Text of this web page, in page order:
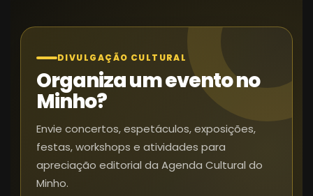
DIVULGAÇÃO CULTURAL
Organiza um evento no
Minho?
Envie concertos, espetáculos, exposições,
festas, workshops e atividades para
apreciação editorial da Agenda Cultural do
Minho.